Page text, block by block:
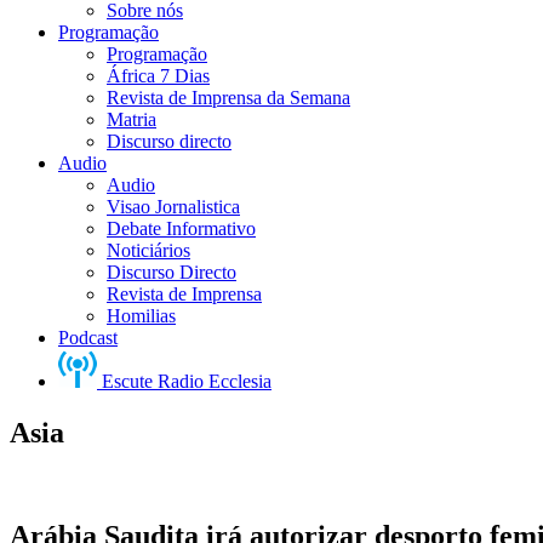
Sobre nós
Programação
Programação
África 7 Dias
Revista de Imprensa da Semana
Matria
Discurso directo
Audio
Audio
Visao Jornalistica
Debate Informativo
Noticiários
Discurso Directo
Revista de Imprensa
Homilias
Podcast
Escute Radio Ecclesia
Asia
Arábia Saudita irá autorizar desporto